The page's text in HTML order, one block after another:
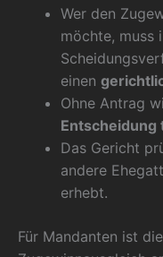
Wer den
möchte, muss
einen
Ohne Antrag
Entscheidung
Das Gericht
andere
erhebt.
Für Mandanten ist